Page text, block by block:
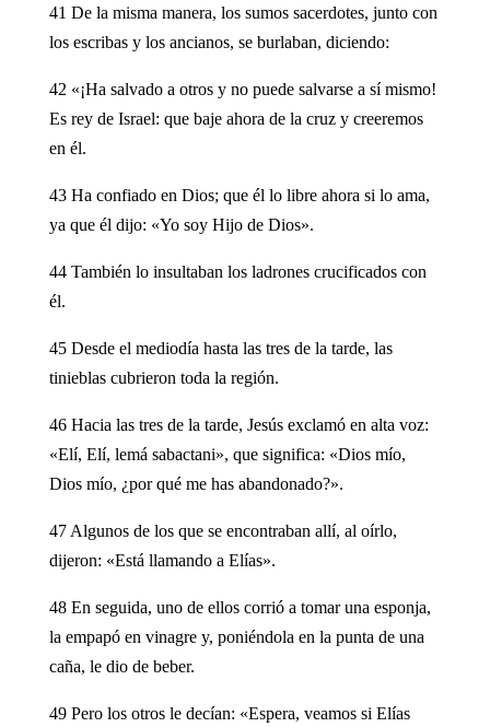
41 De la misma manera, los sumos sacerdotes, junto con
los escribas y los ancianos, se burlaban, diciendo:
42 «¡Ha salvado a otros y no puede salvarse a sí mismo!
Es rey de Israel: que baje ahora de la cruz y creeremos
en él.
43 Ha confiado en Dios; que él lo libre ahora si lo ama,
ya que él dijo: «Yo soy Hijo de Dios».
44 También lo insultaban los ladrones crucificados con
él.
45 Desde el mediodía hasta las tres de la tarde, las
tinieblas cubrieron toda la región.
46 Hacia las tres de la tarde, Jesús exclamó en alta voz:
«Elí, Elí, lemá sabactani», que significa: «Dios mío,
Dios mío, ¿por qué me has abandonado?».
47 Algunos de los que se encontraban allí, al oírlo,
dijeron: «Está llamando a Elías».
48 En seguida, uno de ellos corrió a tomar una esponja,
la empapó en vinagre y, poniéndola en la punta de una
caña, le dio de beber.
49 Pero los otros le decían: «Espera, veamos si Elías